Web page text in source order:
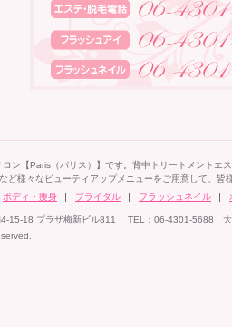
ン【Paris（パリス）】です。背中トリートメント
ど様々なビューティアップメニューをご用意して、皆
ボディ・痩身 ブライダル フラッシュネイル
15-18 プラザ梅新ビル811 TEL：06-4301-5688 大